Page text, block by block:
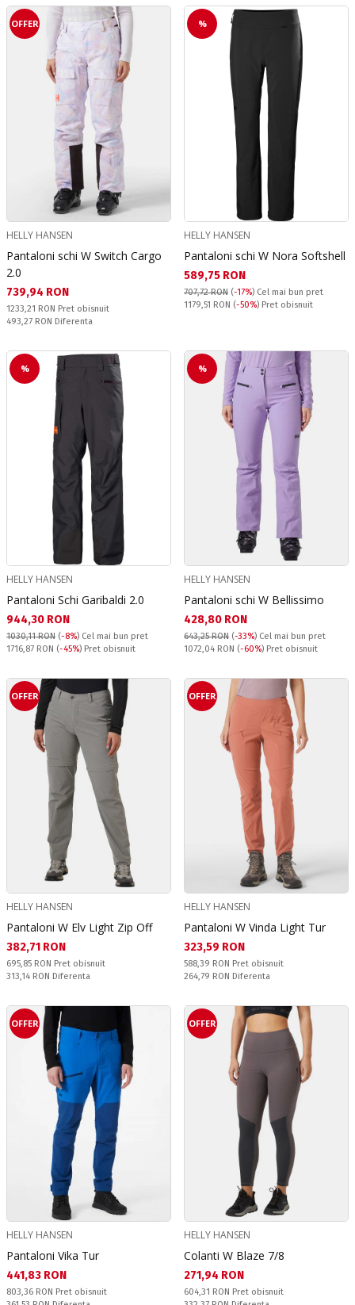
OFFER
HELLY HANSEN
Pantaloni schi W Switch Cargo
2.0
Текуща цена:
739,94 RON
Pret obisnuit:
1233,21 RON Pret obisnuit
Спестявате:
493,27 RON Diferenta
%
HELLY HANSEN
Pantaloni schi W Nora Softshell
Текуща цена:
589,75 RON
707,72 RON (-17%) Cel mai bun pret
Pret obisnuit:
1179,51 RON (-50%) Pret obisnuit
%
HELLY HANSEN
Pantaloni Schi Garibaldi 2.0
Текуща цена:
944,30 RON
1030,11 RON (-8%) Cel mai bun pret
Pret obisnuit:
1716,87 RON (-45%) Pret obisnuit
%
HELLY HANSEN
Pantaloni schi W Bellissimo
Текуща цена:
428,80 RON
643,25 RON (-33%) Cel mai bun pret
Pret obisnuit:
1072,04 RON (-60%) Pret obisnuit
OFFER
HELLY HANSEN
Pantaloni W Elv Light Zip Off
Текуща цена:
382,71 RON
Pret obisnuit:
695,85 RON Pret obisnuit
Спестявате:
313,14 RON Diferenta
OFFER
HELLY HANSEN
Pantaloni W Vinda Light Tur
Текуща цена:
323,59 RON
Pret obisnuit:
588,39 RON Pret obisnuit
Спестявате:
264,79 RON Diferenta
OFFER
HELLY HANSEN
Pantaloni Vika Tur
Текуща цена:
441,83 RON
Pret obisnuit:
803,36 RON Pret obisnuit
OFFER
HELLY HANSEN
Colanti W Blaze 7/8
Текуща цена:
271,94 RON
Pret obisnuit:
604,31 RON Pret obisnuit